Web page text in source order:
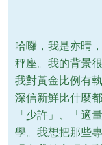
哈囉，我是亦晴
秤座。我的背景
我對黃金比例有
深信新鮮比什麼
「少許」、「
學。我想把那些